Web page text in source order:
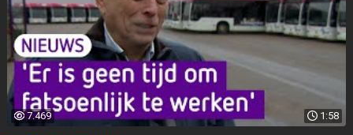
1:58
7.469